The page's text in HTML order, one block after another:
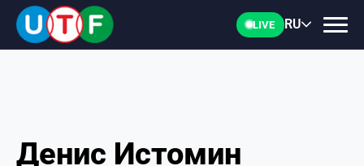
LIVE RU
ГЛАВНАЯ
Денис Истомин